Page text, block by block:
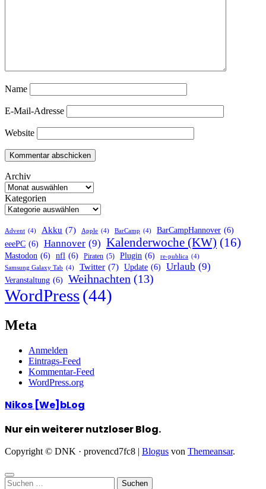
Name
E-Mail-Adresse
Website
Archiv
Kategorien
Advent (4) Akku (7) Apple (4) BarCamp (4) BarCampHannover (6)
eeePC (6) Hannover (9) Kalenderwoche (KW) (16)
Mastodon (6) nfl (6) Piraten (5) Plugin (6) re-publica (4)
Samsung Galaxy Tab (4) Twitter (7) Update (6) Urlaub (9)
Veranstaltung (6) Weihnachten (13)
WordPress(44)
Meta
Anmelden
Eintrags-Feed
Kommentar-Feed
WordPress.org
Nikos [We]bLog
Nur ein weiterer nutzloser Blog.
Copyright © DNK · provencd7fc8 | Blogus von Themeansar.
Suchen